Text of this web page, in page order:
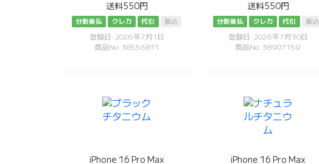
送料550円
分割後払 クレカ 代引 振込
登録日: 2026年7月1日
商品No: 38556811
送料550円
分割後払 クレカ 代引 振込
登録日: 2026年7月30日
商品No: 38907159
iPhone 16 Pro Max iPhone 16 Pro Max